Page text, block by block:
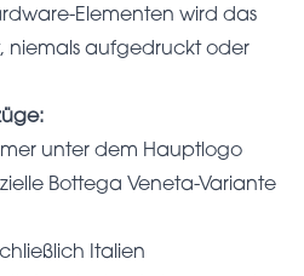
Elementen wird das
niemals aufgedruckt oder
unter dem Hauptlogo
Bottega Veneta-Variante
Italien